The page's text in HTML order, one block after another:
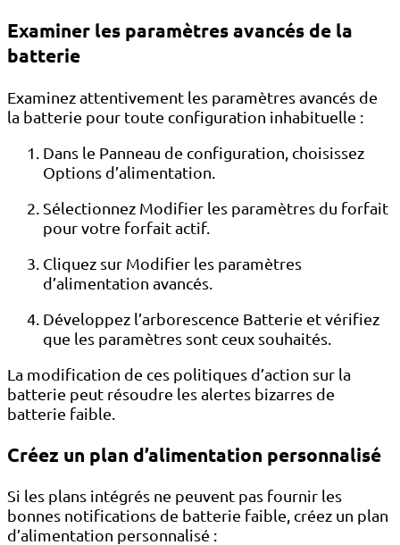
Examiner les paramètres avancés de la
batterie
Examinez attentivement les paramètres avancés de
la batterie pour toute configuration inhabituelle :
Dans le Panneau de configuration, choisissez
Options d’alimentation.
Sélectionnez Modifier les paramètres du forfait
pour votre forfait actif.
Cliquez sur Modifier les paramètres
d’alimentation avancés.
Développez l’arborescence Batterie et vérifiez
que les paramètres sont ceux souhaités.
La modification de ces politiques d’action sur la
batterie peut résoudre les alertes bizarres de
batterie faible.
Créez un plan d’alimentation personnalisé
Si les plans intégrés ne peuvent pas fournir les
bonnes notifications de batterie faible, créez un plan
d’alimentation personnalisé :